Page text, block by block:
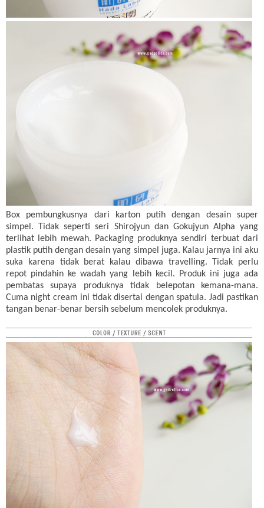
Box pembungkusnya dari karton putih dengan desain super
simpel. Tidak seperti seri Shirojyun dan Gokujyun Alpha yang
terlihat lebih mewah. Packaging produknya sendiri terbuat dari
plastik putih dengan desain yang simpel juga. Kalau jarnya ini aku
suka karena tidak berat kalau dibawa travelling. Tidak perlu
repot pindahin ke wadah yang lebih kecil. Produk ini juga ada
pembatas supaya produknya tidak belepotan kemana-mana.
Cuma night cream ini tidak disertai dengan spatula. Jadi pastikan
tangan benar-benar bersih sebelum mencolek produknya.